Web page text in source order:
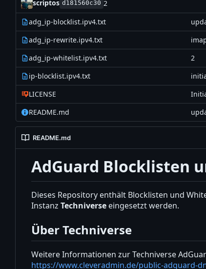
scriptos d181560c30 2
adg_ip-blocklist.ipv4.txt
adg_ip-rewrite.ipv4.txt
adg_ip-whitelist.ipv4.txt
2
ip-blocklist.ipv4.txt
LICENSE
README.md
README.md
AdGuard Blocklisten
Dieses Repository enthält Blocklisten und
Instanz Techniverse eingesetzt werden.
Über Techniverse
Weitere Informationen zur Techniverse
https://www.cleveradmin.de/public-adguard-